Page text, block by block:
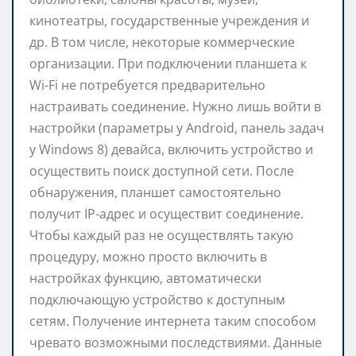
кинотеатры, государственные учреждения и
др. В том числе, некоторые коммерческие
организации. При подключении планшета к
Wi-Fi не потребуется предварительно
настраивать соединение. Нужно лишь войти в
настройки (параметры у Android, панель задач
у Windows 8) девайса, включить устройство и
осуществить поиск доступной сети. После
обнаружения, планшет самостоятельно
получит IP-адрес и осуществит соединение.
Чтобы каждый раз не осуществлять такую
процедуру, можно просто включить в
настройках функцию, автоматически
подключающую устройство к доступным
сетям. Получение интернета таким способом
чревато возможными последствиями. Данные